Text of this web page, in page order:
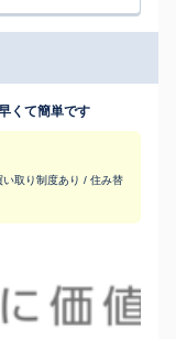
くて簡単です
取り制度あり / 住み替